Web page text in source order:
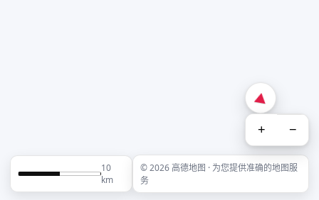
+ −
10
km
© 2026 高德地图 · 为您提供准确的地图服
务